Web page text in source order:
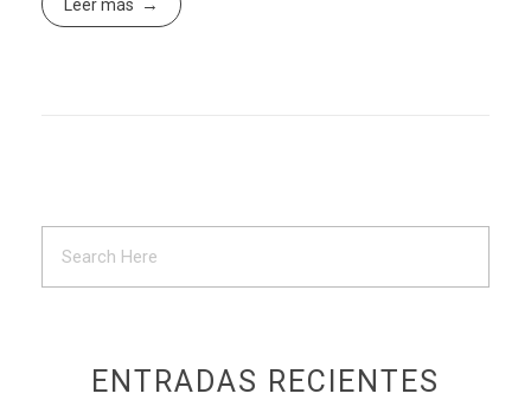
Leer más
ENTRADAS RECIENTES